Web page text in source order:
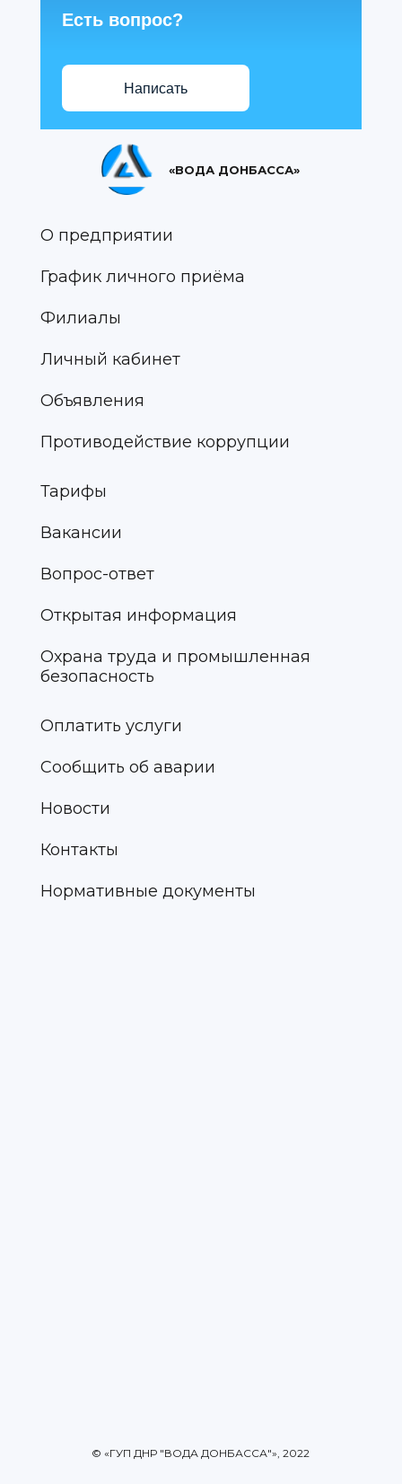
Есть вопрос?
Написать
«ВОДА ДОНБАССА»
О предприятии
График личного приёма
Филиалы
Личный кабинет
Объявления
Противодействие коррупции
Тарифы
Вакансии
Вопрос-ответ
Открытая информация
Охрана труда и промышленная
безопасность
Оплатить услуги
Сообщить об аварии
Новости
Контакты
Нормативные документы
© «ГУП ДНР "ВОДА ДОНБАССА"», 2022